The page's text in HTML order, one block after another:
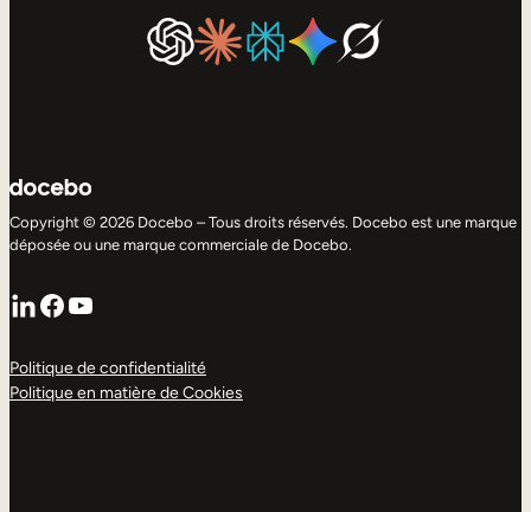
Copyright © 2026 Docebo – Tous droits réservés. Docebo est une marque
déposée ou une marque commerciale de Docebo.
LinkedIn
Facebook
YouTube
Politique de confidentialité
Politique en matière de Cookies